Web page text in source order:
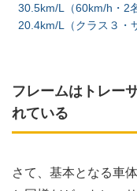
30.5km/L（60km/h・2
20.4km/L（クラス３・
フレームはトレー
れている
さて、基本となる車